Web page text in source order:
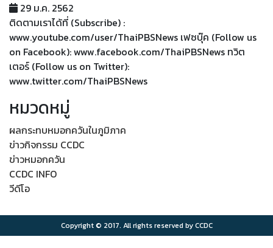
29 ม.ค. 2562
ติดตามเราได้ที่ (Subscribe) :
www.youtube.com/user/ThaiPBSNews เฟซบุ๊ค (Follow us
on Facebook): www.facebook.com/ThaiPBSNews ทวิต
เตอร์ (Follow us on Twitter):
www.twitter.com/ThaiPBSNews
หมวดหมู่
ผลกระทบหมอกควันในภูมิภาค
ข่าวกิจกรรม CCDC
ข่าวหมอกควัน
CCDC INFO
วีดีโอ
Copyright © 2017. All rights reserved by CCDC